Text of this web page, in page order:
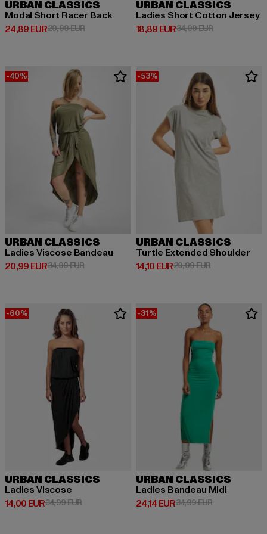
URBAN CLASSICS
Modal Short Racer Back
24,89 EUR
Derzeitiger Preis: 24,89 EUR
29,99 EURAktionspreis: 29,99 EUR
URBAN CLASSICS
Ladies Short Cotton Jersey
18,89 EUR
Derzeitiger Preis: 18,89 EUR
34,99 EURAktionspreis:
-40%
URBAN CLASSICS
Ladies Viscose Bandeau
20,99 EUR
Derzeitiger Preis: 20,99 EUR
34,99 EURAktionspreis: 34,99 EUR
-53%
URBAN CLASSICS
Turtle Extended Shoulder
14,10 EUR
Derzeitiger Preis: 14,10 EUR
29,99 EURAktionspreis:
-60%
URBAN CLASSICS
Ladies Viscose
14,00 EUR
Derzeitiger Preis: 14,00 EUR
34,99 EURAktionspreis: 34,99 EUR
-31%
URBAN CLASSICS
Ladies Bandeau Midi
24,14 EUR
Derzeitiger Preis: 24,14 EUR
34,99 EURAktionspreis: